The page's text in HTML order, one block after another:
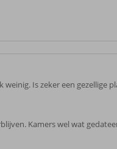
Is zeker een gezellige
Kamers wel wat